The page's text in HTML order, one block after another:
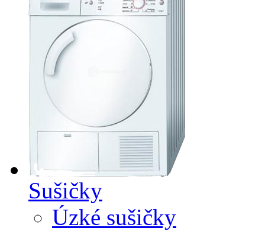
Sušičky
Úzké sušičky